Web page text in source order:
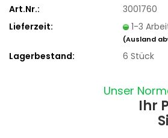
Art.Nr.:
3001760
Lieferzeit:
1-3
(Ausland
Lagerbestand: 6Stück
Unser
Ihr